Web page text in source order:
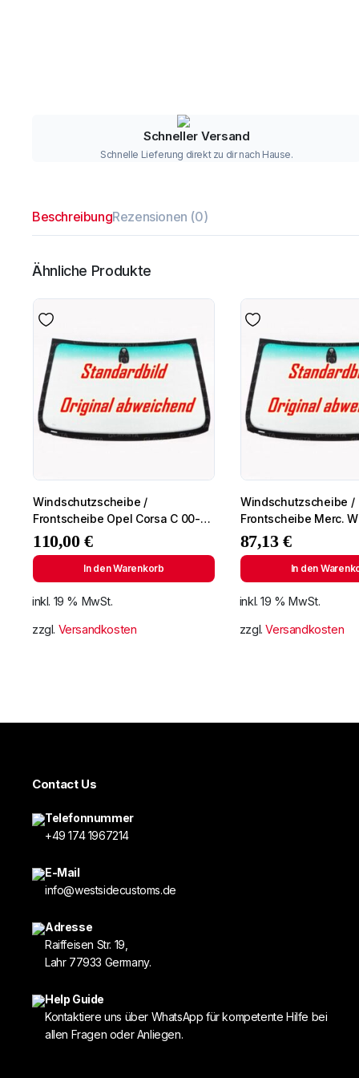
Schneller Versand
Schnelle Lieferung direkt zu dir nach Hause.
BeschreibungRezensionen (0)
Ähnliche Produkte
Windschutzscheibe /
Frontscheibe Opel Corsa C 00-
+Spiegelhalter
110,00 €
In den Warenkorb
inkl. 19 % MwSt.
zzgl. Versandkosten
Windschutzscheibe /
Frontscheibe Merc.
Lim.
87,13€
In den
inkl. 19 % MwSt.
zzgl.Versandkosten
Contact Us
Telefonnummer
+49 174 1967214
E-Mail
info@westsidecustoms.de
Adresse
Raiffeisen Str. 19,
Lahr 77933 Germany.
Help Guide
Kontaktiere uns über WhatsApp für kompetente Hilfe bei
allen Fragen oder Anliegen.